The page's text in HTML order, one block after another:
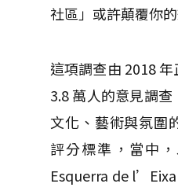
社區」或許顛覆你的
這項調查由 2018
3.8 萬人的意見調查
文化、藝術與氛圍
評分標準，當中
Esquerra de